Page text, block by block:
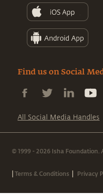
Find us on Social
All Social Media Handles
© 1999 - 2026 Isha Foundation.
|Terms & Conditions | Privacy